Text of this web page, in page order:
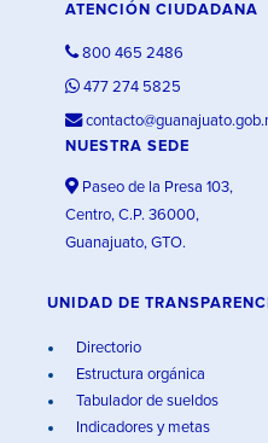
ATENCIÓN CIUDADANA
800 465 2486
477 274 5825
NUESTRA SEDE
Paseo de la Presa 103,
Centro, C.P. 36000,
Guanajuato, GTO.
UNIDAD DE
Directorio
Estructura orgánica
Tabulador de sueldos
Indicadores y metas